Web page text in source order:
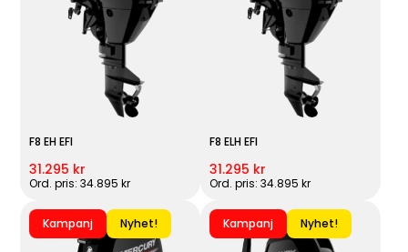
F8 EH EFI
31.295 kr
Ord. pris: 34.895 kr
F8 ELH EFI
31.295 kr
Ord. pris: 34.895 kr
Kampanj Nyhet! Kampanj Nyhet!